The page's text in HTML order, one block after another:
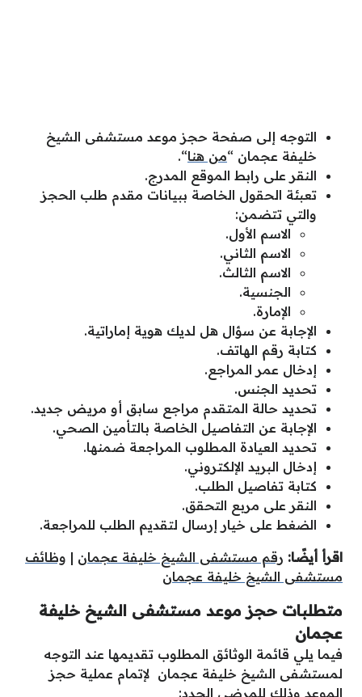
التوجه إلى صفحة حجز موعد مستشفى الشيخ
خليفة عجمان “من هنا“.
النقر على رابط الموقع المدرج.
تعبئة الحقول الخاصة ببيانات مقدم طلب الحجز
والتي تتضمن:
الاسم الأول.
الاسم الثاني.
الاسم الثالث.
الجنسية.
الإمارة.
الإجابة عن سؤال هل لديك هوية إماراتية.
كتابة رقم الهاتف.
إدخال عمر المراجع.
تحديد الجنس.
تحديد حالة المتقدم مراجع سابق أو مريض جديد.
الإجابة عن التفاصيل الخاصة بالتأمين الصحي.
تحديد العيادة المطلوب المراجعة ضمنها.
إدخال البريد الإلكتروني.
كتابة تفاصيل الطلب.
النقر على مربع التحقق.
الضغط على خيار إرسال لتقديم الطلب للمراجعة.
اقرأ أيضًا: رقم مستشفى الشيخ خليفة عجمان | وظائف
مستشفى الشيخ خليفة عجمان
متطلبات حجز موعد مستشفى الشيخ خليفة
عجمان
فيما يلي قائمة الوثائق المطلوب تقديمها عند التوجه
لمستشفى الشيخ خليفة عجمان لإتمام عملية حجز
الموعد وذلك للمرضى الجدد: